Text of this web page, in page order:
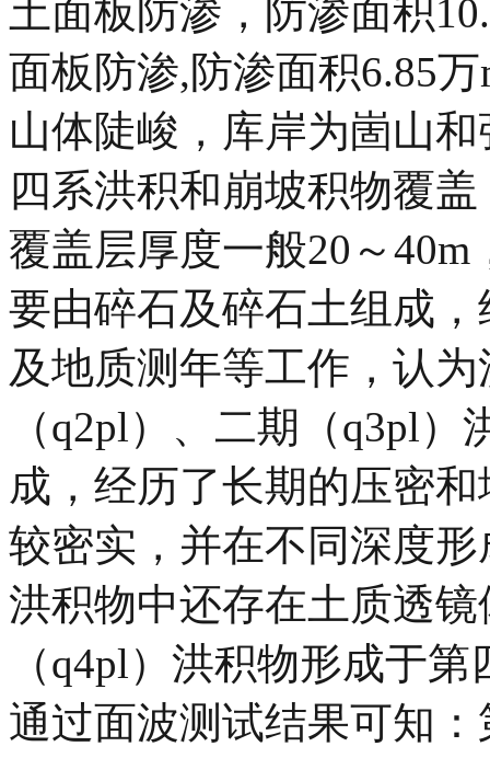
土面板防渗，防渗面积
面板防渗,防渗面积6.85
山体陡峻，库岸为崮山
四系洪积和崩坡积物覆
覆盖层厚度一般20～
要由碎石及碎石土组成
及地质测年等工作，认
（q2pl）、二期（q3pl
成，经历了长期的压密
较密实，并在不同深度
洪积物中还存在土质透
（q4pl）洪积物形成于
通过面波测试结果可知